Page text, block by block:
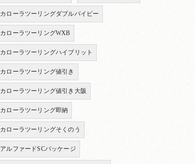
カローラツーリングダブルバイビー
カローラツーリングWXB
カローラツーリングハイブリット
カローラツーリング値引き
カローラツーリング値引き大阪
カローラツーリング即納
カローラツーリングそくのう
アルファードSCパッケージ